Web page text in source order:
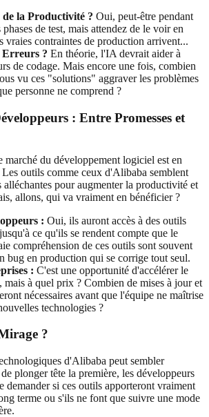
la Productivité ? Oui, peut-être pendant
phases de test, mais attendez de le voir en
vraies contraintes de production arrivent...
Erreurs ? En théorie, l'IA devrait aider à
de codage. Mais encore une fois, combien
vu ces "solutions" aggraver les problèmes
personne ne comprend ?
: Entre Promesses et
marché du développement logiciel est en
outils comme ceux d'Alibaba semblent
pour augmenter la productivité et
allons, qui va vraiment en bénéficier ?
: Oui, ils auront accès à des outils
ce qu'ils se rendent compte que le
compréhension de ces outils sont souvent
bug en production qui se corrige tout seul.
: C'est une opportunité d'accélérer le
mais à quel prix ? Combien de mises à jour et
nécessaires avant que l'équipe ne maîtrise
technologies ?
?
d'Alibaba peut sembler
plonger tête la première, les développeurs
demander si ces outils apporteront vraiment
terme ou s'ils ne font que suivre une mode